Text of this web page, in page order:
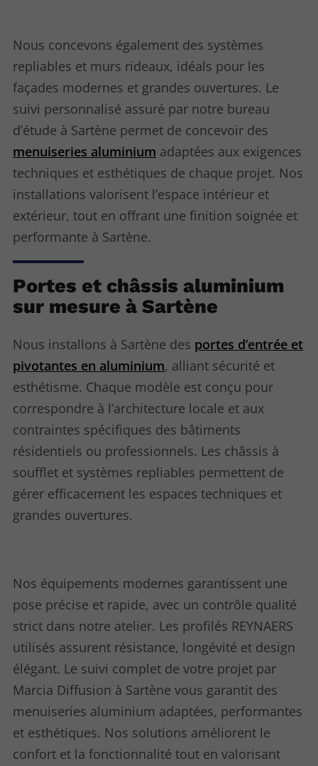
Nous concevons également des systèmes
repliables et murs rideaux, idéals pour les
façades modernes et grandes ouvertures. Le
suivi personnalisé assuré par notre bureau
d’étude à Sartène permet de concevoir des
menuiseries aluminium adaptées aux exigences
techniques et esthétiques de chaque projet. Nos
installations valorisent l’espace intérieur et
extérieur, tout en offrant une finition soignée et
performante à Sartène.
Portes et châssis aluminium
sur mesure à Sartène
Nous installons à Sartène des portes d’entrée et
pivotantes en aluminium, alliant sécurité et
esthétisme. Chaque modèle est conçu pour
correspondre à l’architecture locale et aux
contraintes spécifiques des bâtiments
résidentiels ou professionnels. Les châssis à
soufflet et systèmes repliables permettent de
gérer efficacement les espaces techniques et
grandes ouvertures.
Nos équipements modernes garantissent une
pose précise et rapide, avec un contrôle qualité
strict dans notre atelier. Les profilés REYNAERS
utilisés assurent résistance, longévité et design
élégant. Le suivi complet de votre projet par
Marcia Diffusion à Sartène vous garantit des
menuiseries aluminium adaptées, performantes
et esthétiques. Nos solutions améliorent le
confort et la fonctionnalité tout en valorisant